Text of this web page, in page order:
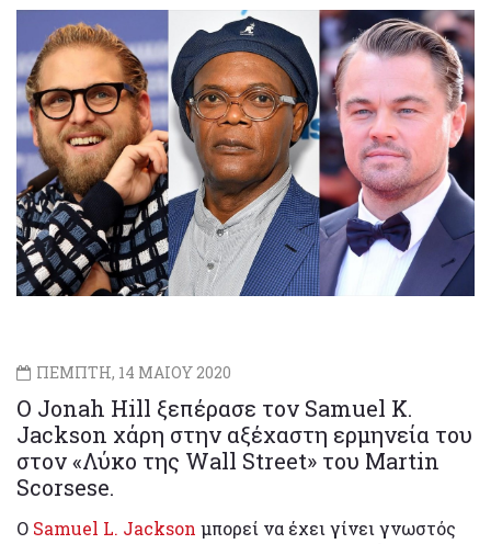
ΠΕΜΠΤΗ, 14 ΜΑΙΟΥ 2020
Ο Jonah Hill ξεπέρασε τον Samuel K.
Jackson χάρη στην αξέχαστη ερμηνεία του
στον «Λύκο της Wall Street» του Martin
Scorsese.
Ο Samuel L. Jackson μπορεί να έχει γίνει γνωστός